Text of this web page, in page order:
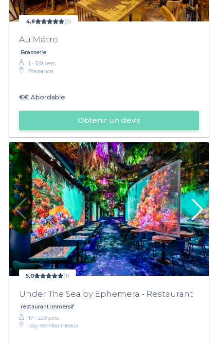
4,8 (2)
Au Métro
Brasserie
1 - 120 pers.
Plaisance
€€ Abordable
Obtenir un devis
5,0 (1)
Under The Sea by Ephemera - Restaurant
restaurant immersif
17 - 220 pers.
Issy-les-Moulineaux